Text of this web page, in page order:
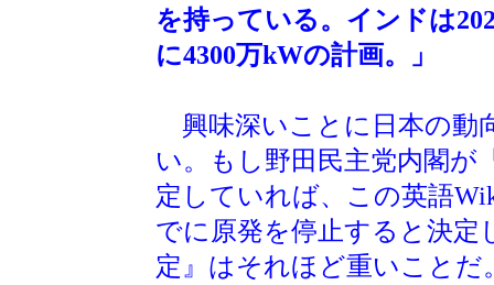
を持っている。インドは
に4300万kWの計画。」
興味深いことに日本の動
い。もし野田民主党内閣が
定していれば、この英語
でに原発を停止すると決定
定』はそれほど重いこと